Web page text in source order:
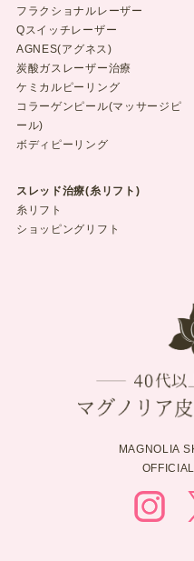
フラクショナルレーザー
Qスイッチレーザー
AGNES(アグネス)
炭酸ガスレーザー治療
ケミカルピーリング
コラーゲンピール(マッサージピ
ール)
ボディピーリング
スレッド治療(糸リフト)
糸リフト
ショッピングリフト
MAGNOLIA